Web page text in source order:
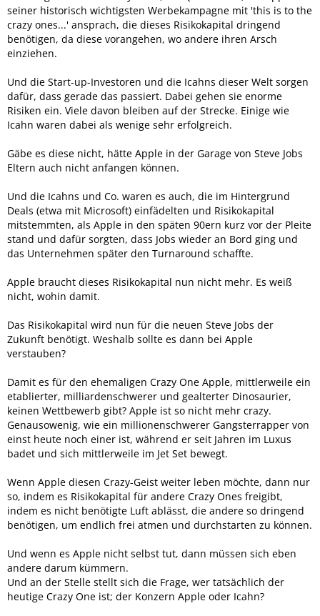
seiner historisch wichtigsten Werbekampagne mit 'this is to the
crazy ones...' ansprach, die dieses Risikokapital dringend
benötigen, da diese vorangehen, wo andere ihren Arsch
einziehen.
Und die Start-up-Investoren und die Icahns dieser Welt sorgen
dafür, dass gerade das passiert. Dabei gehen sie enorme
Risiken ein. Viele davon bleiben auf der Strecke. Einige wie
Icahn waren dabei als wenige sehr erfolgreich.
Gäbe es diese nicht, hätte Apple in der Garage von Steve Jobs
Eltern auch nicht anfangen können.
Und die Icahns und Co. waren es auch, die im Hintergrund
Deals (etwa mit Microsoft) einfädelten und Risikokapital
mitstemmten, als Apple in den späten 90ern kurz vor der Pleite
stand und dafür sorgten, dass Jobs wieder an Bord ging und
das Unternehmen später den Turnaround schaffte.
Apple braucht dieses Risikokapital nun nicht mehr. Es weiß
nicht, wohin damit.
Das Risikokapital wird nun für die neuen Steve Jobs der
Zukunft benötigt. Weshalb sollte es dann bei Apple
verstauben?
Damit es für den ehemaligen Crazy One Apple, mittlerweile ein
etablierter, milliardenschwerer und gealterter Dinosaurier,
keinen Wettbewerb gibt? Apple ist so nicht mehr crazy.
Genausowenig, wie ein millionenschwerer Gangsterrapper von
einst heute noch einer ist, während er seit Jahren im Luxus
badet und sich mittlerweile im Jet Set bewegt.
Wenn Apple diesen Crazy-Geist weiter leben möchte, dann nur
so, indem es Risikokapital für andere Crazy Ones freigibt,
indem es nicht benötigte Luft ablässt, die andere so dringend
benötigen, um endlich frei atmen und durchstarten zu können.
Und wenn es Apple nicht selbst tut, dann müssen sich eben
andere darum kümmern.
Und an der Stelle stellt sich die Frage, wer tatsächlich der
heutige Crazy One ist; der Konzern Apple oder Icahn?